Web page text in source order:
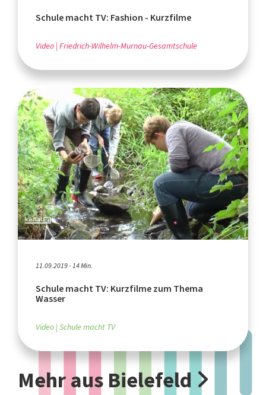
Schule macht TV: Fashion - Kurzfilme
Video Friedrich-Wilhelm-Murnau-Gesamtschule
11.09.2019 - 14 Min.
Schule macht TV: Kurzfilme zum Thema
Wasser
Video Schule macht TV
Mehr aus Bielefeld